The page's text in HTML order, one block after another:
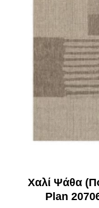
Χαλί Ψάθα
Plan